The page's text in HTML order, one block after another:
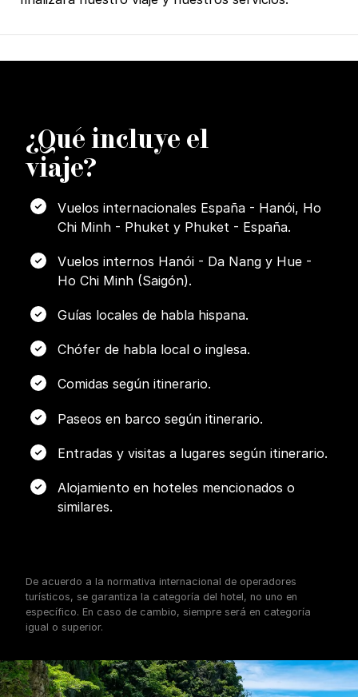
¿Qué incluye el
viaje?
Vuelos internacionales España - Hanói, Ho
Chi Minh - Phuket y Phuket - España.
Vuelos internos Hanói - Da Nang y Hue -
Ho Chi Minh (Saigón).
Guías locales de habla hispana.
Chófer de habla local o inglesa.
Comidas según itinerario.
Paseos en barco según itinerario.
Entradas y visitas a lugares según itinerario.
Alojamiento en hoteles mencionados o
similares.
De acuerdo a la normativa internacional de operadores
turísticos, se garantiza la categoría del hotel, no uno en
específico. En caso de cambio, siempre será en categoría
igual o superior.